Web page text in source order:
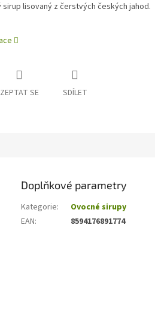
sirup lisovaný z čerstvých českých jahod.
ZEPTAT SE SDÍLET
Doplňkové parametry
Kategorie:
Ovocné sirupy
EAN: 8594176891774